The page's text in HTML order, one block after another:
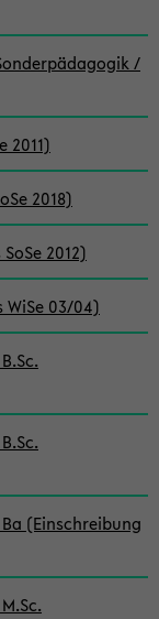
/
2011)
2018)
2012)
03/04)
(Einschreibung